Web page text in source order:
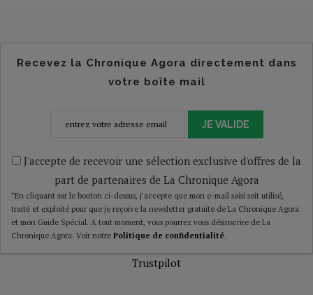
Recevez la Chronique Agora directement dans
votre boîte mail
JE VALIDE
J'accepte de recevoir une sélection exclusive d'offres de la
part de partenaires de La Chronique Agora
*En cliquant sur le bouton ci-dessus, j’accepte que mon e-mail saisi soit utilisé,
traité et exploité pour que je reçoive la newsletter gratuite de La Chronique Agora
et mon Guide Spécial. A tout moment, vous pourrez vous désinscrire de La
Chronique Agora. Voir notre Politique de confidentialité.
Trustpilot